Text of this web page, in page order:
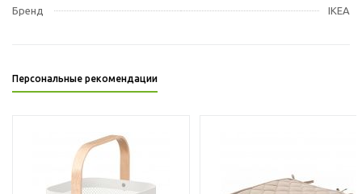
Бренд IKEA
Персональные рекомендации